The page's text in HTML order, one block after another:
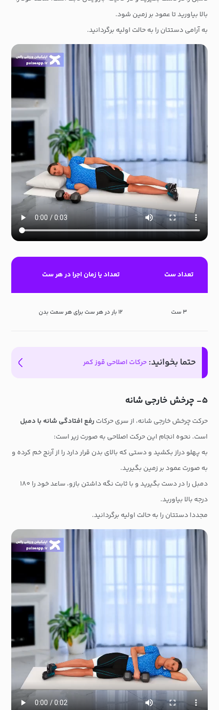
بالا بیاورید تا عمود بر زمین شود.
به آرامی دستتان را به حالت اولیه برگردانید.
تعداد ست تعداد یا زمان اجرا در هر ست
۳ ست ۱۲ بار در هر ست برای هر سمت بدن
حتما بخوانید: حرکات اصلاحی قوز کمر
۵- چرخش خارجی شانه
حرکت چرخش خارجی شانه، از سری حرکاترفع افتادگی شانه با دمبل
است. نحوه انجام این حرکت اصلاحی به صورت زیر است:
به پهلو دراز بکشید و دستی که بالای بدن قرار دارد را از آرنج خم کرده و
به صورت عمود بر زمین بگیرید.
دمبل را در دست بگیرید و با ثابت نگه داشتن بازو، ساعد خود را ۱۸۰
درجه بالا بیاورید.
مجددا دستتان را به حالت اولیه برگردانید.